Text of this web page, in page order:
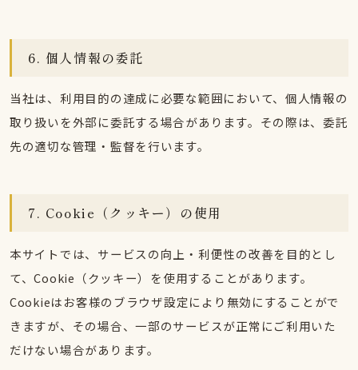
6. 個人情報の委託
当社は、利用目的の達成に必要な範囲において、個人情報の
取り扱いを外部に委託する場合があります。その際は、委託
先の適切な管理・監督を行います。
7. Cookie（クッキー）の使用
本サイトでは、サービスの向上・利便性の改善を目的とし
て、Cookie（クッキー）を使用することがあります。
Cookieはお客様のブラウザ設定により無効にすることがで
きますが、その場合、一部のサービスが正常にご利用いた
だけない場合があります。